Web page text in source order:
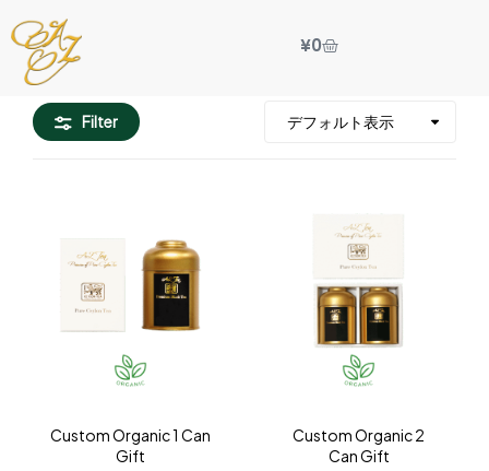
¥0
Filter
Custom Organic 1 Can
Gift
Custom Organic 2
Can Gift